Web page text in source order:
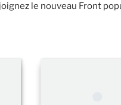
le nouveau Front